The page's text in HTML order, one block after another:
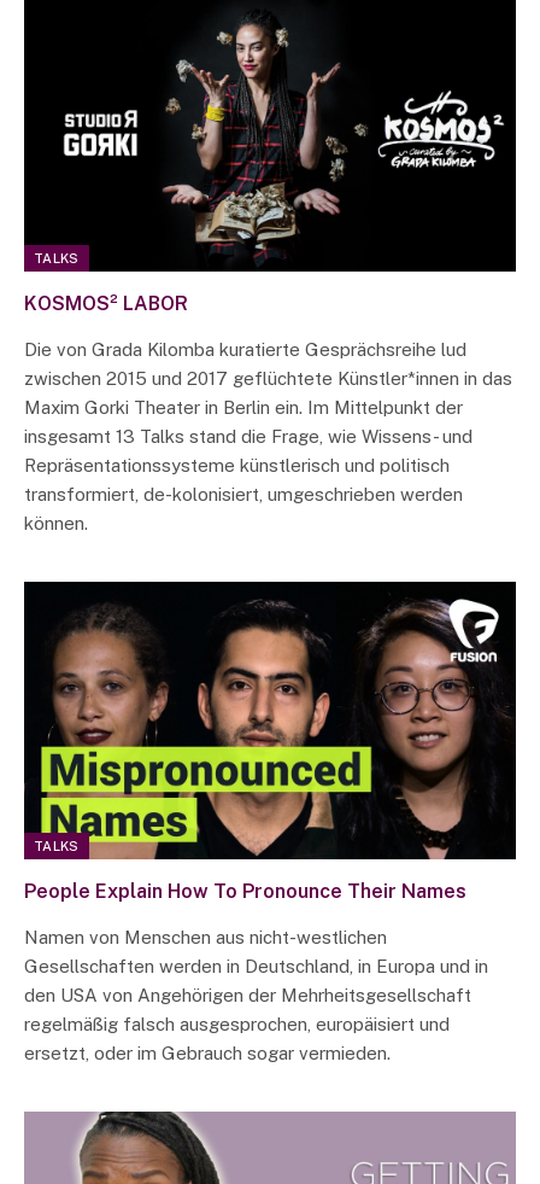
TALKS
KOSMOS² LABOR
Die von Grada Kilomba kuratierte Gesprächsreihe lud
zwischen 2015 und 2017 geflüchtete Künstler*innen in das
Maxim Gorki Theater in Berlin ein. Im Mittelpunkt der
insgesamt 13 Talks stand die Frage, wie Wissens- und
Repräsentationssysteme künstlerisch und politisch
transformiert, de-kolonisiert, umgeschrieben werden
können.
TALKS
People Explain How To Pronounce Their Names
Namen von Menschen aus nicht-westlichen
Gesellschaften werden in Deutschland, in Europa und in
den USA von Angehörigen der Mehrheitsgesellschaft
regelmäßig falsch ausgesprochen, europäisiert und
ersetzt, oder im Gebrauch sogar vermieden.